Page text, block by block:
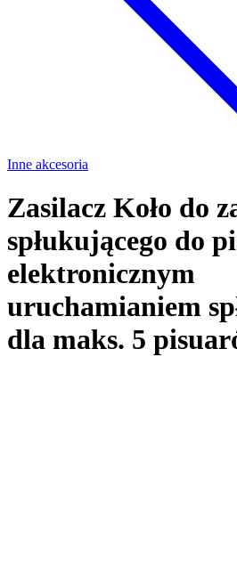
Inne akcesoria
Zasilacz Koło do
spłukującego do
elektronicznym
uruchamianiem
dla maks. 5